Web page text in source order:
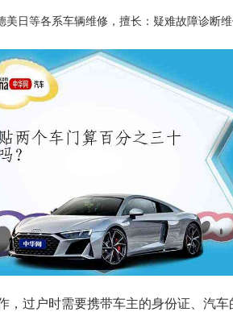
，过户时需要携带车主的身份证、汽